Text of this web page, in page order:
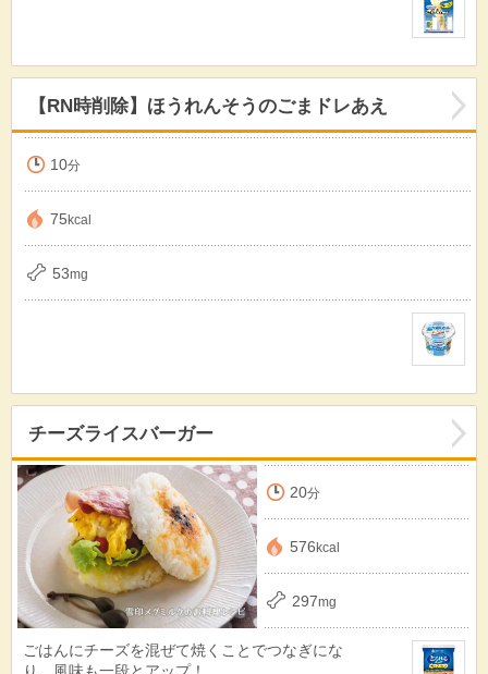
【RN時削除】ほうれんそうのごまドレあえ
10分
75 kcal
53mg
チーズライスバーガー
20分
576 kcal
297mg
ごはんにチーズを混ぜて焼くことでつなぎにな